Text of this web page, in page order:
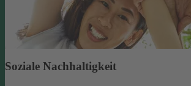
Soziale Nachhaltigkeit